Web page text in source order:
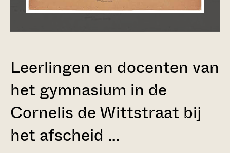
Leerlingen en docenten van
het gymnasium in de
Cornelis de Wittstraat bij
het afscheid …